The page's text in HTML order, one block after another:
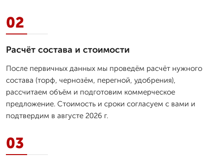
02
Расчёт состава и стоимости
После первичных данных мы проведём расчёт нужного
состава (торф, чернозём, перегной, удобрения),
рассчитаем объём и подготовим коммерческое
предложение. Стоимость и сроки согласуем с вами и
подтвердим в августе 2026 г.
03